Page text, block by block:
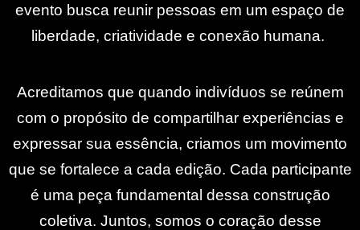
evento busca reunir pessoas em um espaço de
liberdade, criatividade e conexão humana.
Acreditamos que quando indivíduos se reúnem
com o propósito de compartilhar experiências e
expressar sua essência, criamos um movimento
que se fortalece a cada edição. Cada participante
é uma peça fundamental dessa construção
coletiva. Juntos, somos o coração desse